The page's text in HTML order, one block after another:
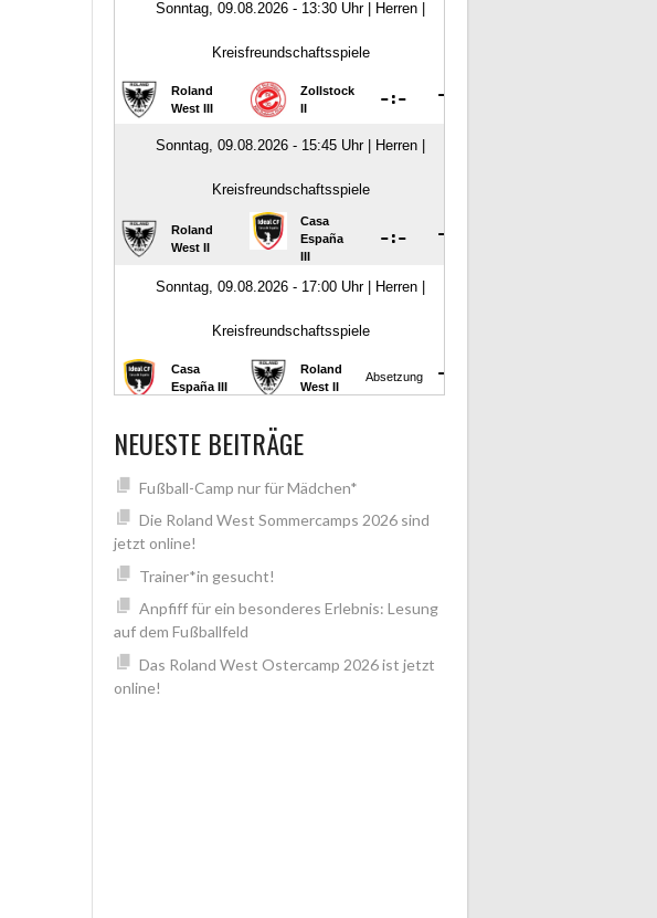
NEUESTE BEITRÄGE
Fußball-Camp nur für Mädchen*
Die Roland West Sommercamps 2026 sind
jetzt online!
Trainer*in gesucht!
Anpfiff für ein besonderes Erlebnis: Lesung
auf dem Fußballfeld
Das Roland West Ostercamp 2026 ist jetzt
online!